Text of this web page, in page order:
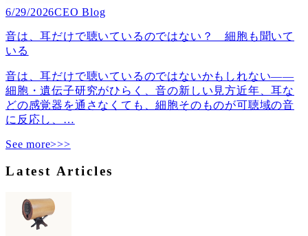
6/29/2026CEO Blog
音は、耳だけで聴いているのではない？ 細胞も聞いて
いる
音は、耳だけで聴いているのではないかもしれない――
細胞・遺伝子研究がひらく、音の新しい見方近年、耳な
どの感覚器を通さなくても、細胞そのものが可聴域の音
に反応し、 …
See more>>>
Latest Articles